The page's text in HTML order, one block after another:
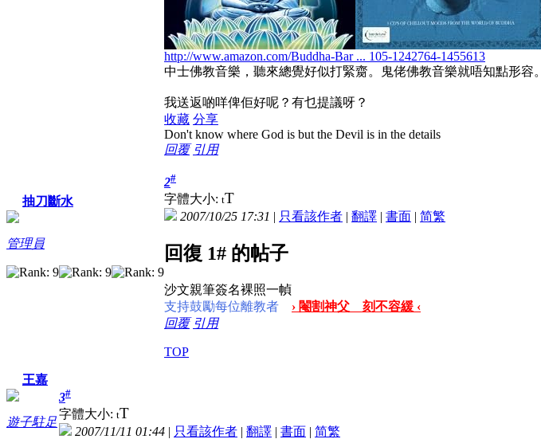
http://www.amazon.com/Buddha-Bar ... 105-1242764-1455613
中士佛教音樂，聽來總覺好似打緊齌。鬼佬佛教音樂就唔知點形容。
我送返啲咩俾佢好呢？有乜提議呀？
收藏 分享
Don't know where God is but the Devil is in the details
回覆 引用
抽刀斷水
管理員
2#
字體大小: tT
2007/10/25 17:31 | 只看該作者 | 翻譯 | 書面 | 简繁
回復 1# 的帖子
沙文親筆簽名裸照一幀
支持鼓勵每位離教者
› 閹割神父 刻不容緩 ‹
回覆 引用
TOP
王嘉
遊子駐足
3#
字體大小: tT
2007/11/11 01:44 | 只看該作者 | 翻譯 | 書面 | 简繁